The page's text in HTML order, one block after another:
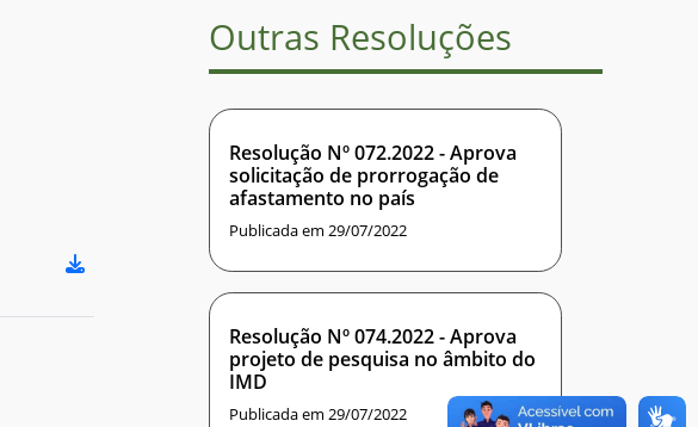
Outras Resoluções
Resolução Nº 072.2022 - Aprova
solicitação de prorrogação de
afastamento no país
Publicada em 29/07/2022
Resolução Nº 074.2022 - Aprova
projeto de pesquisa no âmbito do
IMD
Publicada em 29/07/2022